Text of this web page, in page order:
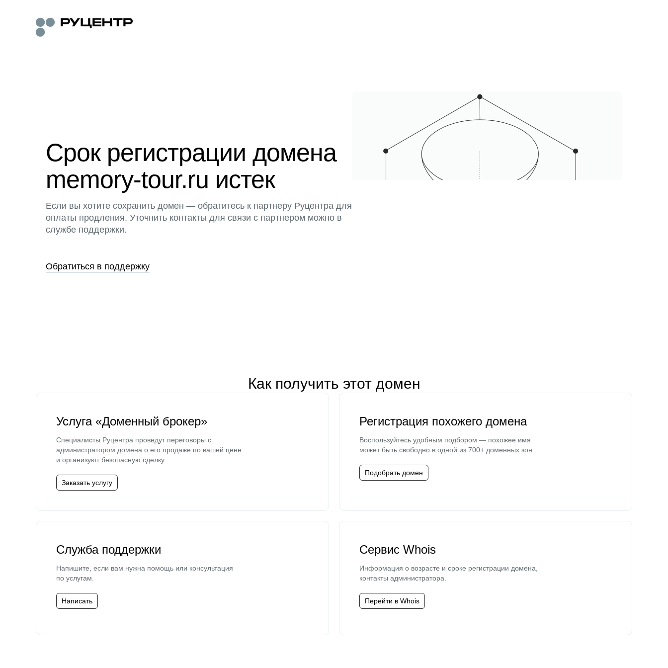
Срок регистрации домена
memory-tour.ru истек
Если вы хотите сохранить домен — обратитесь к партнеру Руцентра для
оплаты продления. Уточнить контакты для связи с партнером можно в
службе поддержки.
Обратиться в поддержку
Как получить этот домен
Услуга «Доменный брокер»
Специалисты Руцентра проведут переговоры с
администратором домена о его продаже по вашей цене
и организуют безопасную сделку.
Заказать услугу
Регистрация похожего домена
Воспользуйтесь удобным подбором — похожее имя
может быть свободно в одной из 700+ доменных зон.
Подобрать домен
Служба поддержки
Напишите, если вам нужна помощь или консультация
по услугам.
Написать
Сервис Whois
Информация о возрасте и сроке регистрации домена,
контакты администратора.
Перейти в Whois